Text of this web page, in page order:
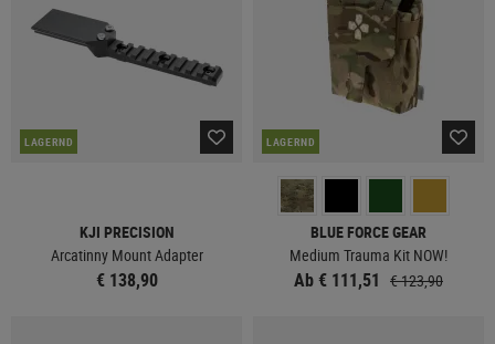
LAGERND
KJI PRECISION
Arcatinny Mount Adapter
€ 138,90
LAGERND
BLUE FORCE GEAR
Medium Trauma Kit NOW!
Ab € 111,51 € 123,90